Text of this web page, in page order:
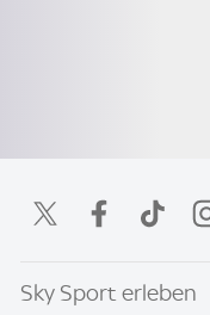
Sky Sport erleben